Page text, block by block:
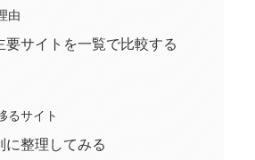
由
サイトを一覧で比較する
るサイト
に整理してみる